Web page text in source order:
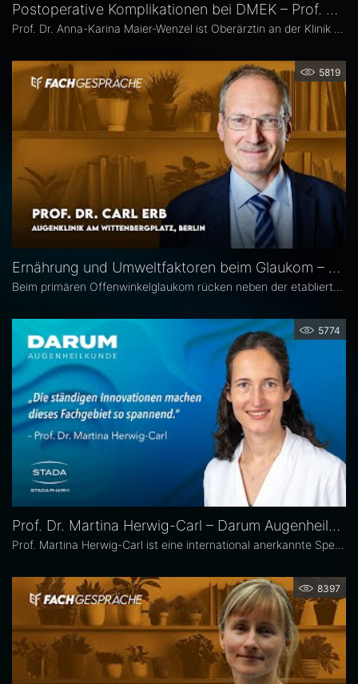
Postoperative Komplikationen bei DMEK – Prof. Dr. Anna-Karina Maier-Wenzel
5819
Ernährung und Umweltfaktoren beim Glaukom – Prof. Dr. Carl Erb
5774
Prof. Dr. Martina Herwig-Carl – Darum Augenheilkunde
8397